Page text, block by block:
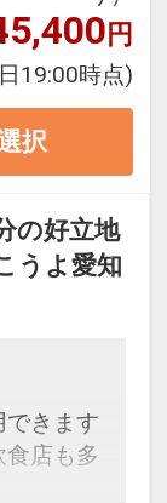
食事条
にお進
ランを
ルーム
【客室情
約にお
年9月
1-
円
19:00時点)
択
の好立地
うよ愛知
きます
店も多